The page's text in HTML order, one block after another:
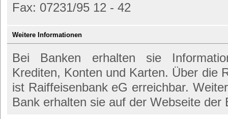
Fax: 07231/95 12 - 42
Weitere Informationen
Bei Banken erhalten sie
Krediten, Konten und Karten. Über die
ist Raiffeisenbank eG erreichbar.
Bank erhalten sie auf der Webseite der